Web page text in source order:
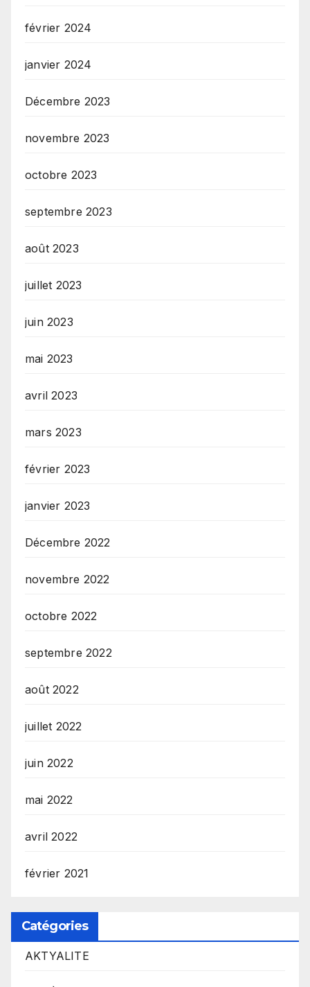
février 2024
janvier 2024
Décembre 2023
novembre 2023
octobre 2023
septembre 2023
août 2023
juillet 2023
juin 2023
mai 2023
avril 2023
mars 2023
février 2023
janvier 2023
Décembre 2022
novembre 2022
octobre 2022
septembre 2022
août 2022
juillet 2022
juin 2022
mai 2022
avril 2022
février 2021
Catégories
AKTYALITE